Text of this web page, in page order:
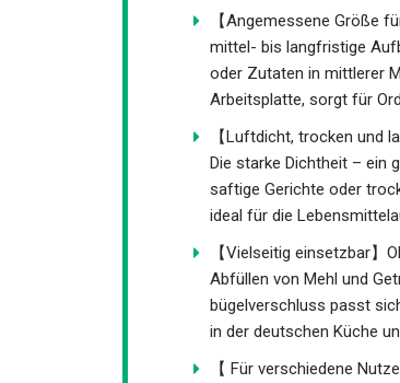
【Angemessene Größe
mittel- bis langfristige
oder Zutaten in mittlerer
Arbeitsplatte, sorgt für
【Luftdicht, trocken und
Die starke Dichtheit – ein
saftige Gerichte oder
ideal für die
【Vielseitig einsetzbar】
Abfüllen von Mehl und
bügelverschluss passt
in der deutschen Küche
【 Für verschiedene